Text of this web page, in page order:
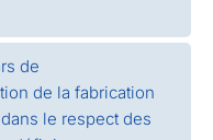
de
de la fabrication
le respect des